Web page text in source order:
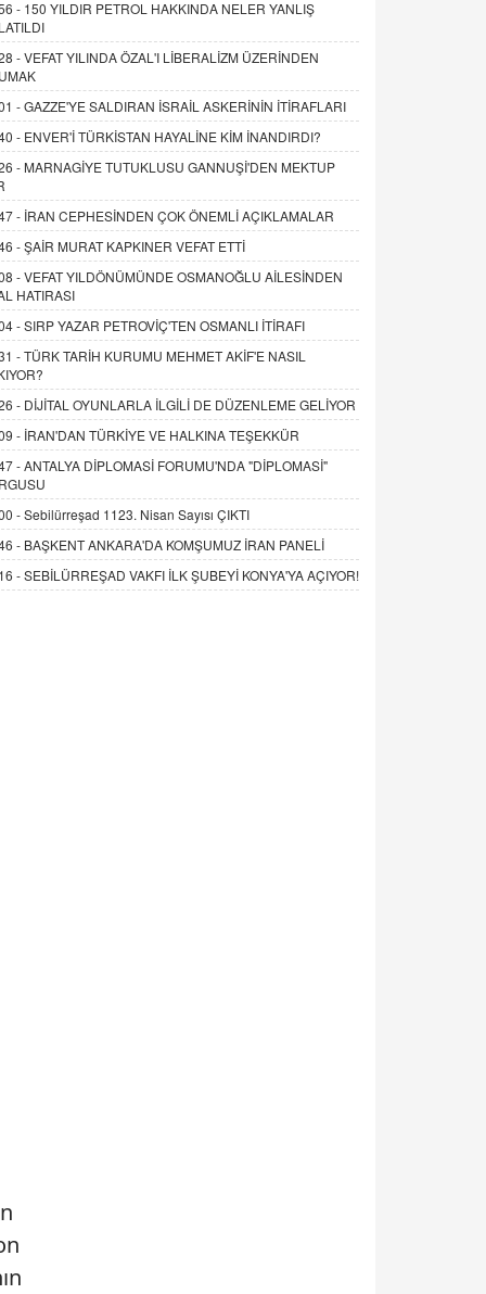
- 150 YILDIR PETROL HAKKINDA NELER YANLIŞ
-VEFAT YILINDA ÖZAL'I LİBERALİZM ÜZERİNDEN
-GAZZE'YE SALDIRAN İSRAİL ASKERİNİN İTİRAFLARI
- ENVER'İ TÜRKİSTAN HAYALİNE KİM İNANDIRDI?
- MARNAGİYE TUTUKLUSU GANNUŞİ'DEN MEKTUP
- İRAN CEPHESİNDEN ÇOK ÖNEMLİ AÇIKLAMALAR
-ŞAİR MURAT KAPKINER VEFAT ETTİ
-VEFAT YILDÖNÜMÜNDE OSMANOĞLU AİLESİNDEN
HATIRASI
-SIRP YAZAR PETROVİÇ'TEN OSMANLI İTİRAFI
-TÜRK TARİH KURUMU MEHMET AKİF'E NASIL
- DİJİTAL OYUNLARLA İLGİLİ DE DÜZENLEME GELİYOR
- İRAN'DAN TÜRKİYE VE HALKINA TEŞEKKÜR
-ANTALYA DİPLOMASİ FORUMU'NDA "DİPLOMASİ"
-Sebilürreşad 1123. Nisan Sayısı ÇIKTI
- BAŞKENT ANKARA'DA KOMŞUMUZ İRAN PANELİ
-SEBİLÜRREŞAD VAKFI İLK ŞUBEYİ KONYA'YA AÇIYOR!